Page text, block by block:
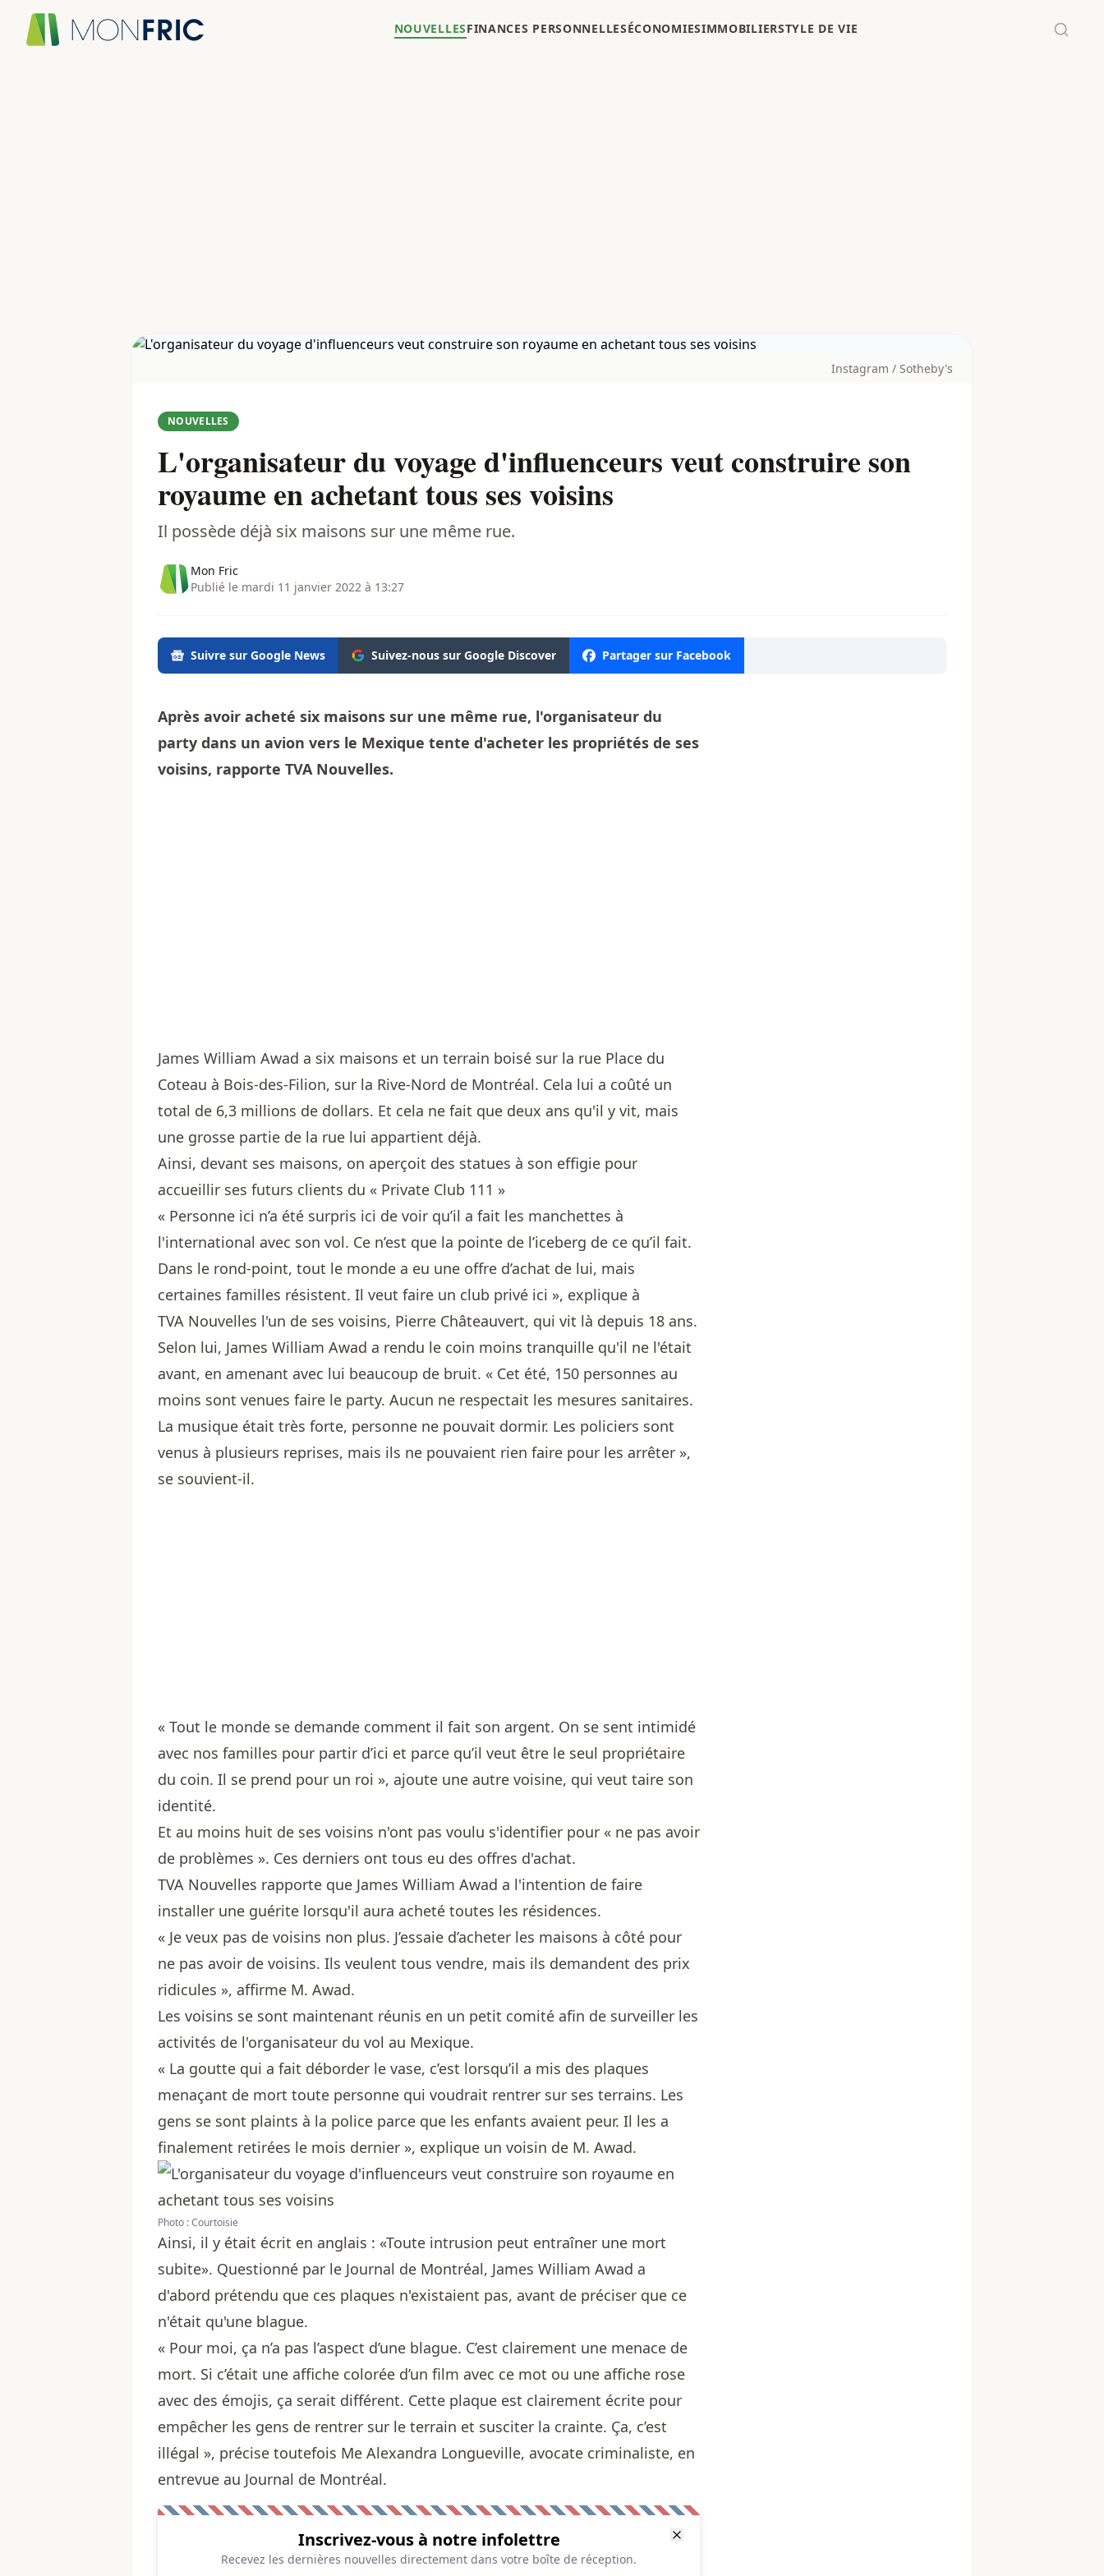
NOUVELLESFINANCES PERSONNELLESÉCONOMIESIMMOBILIERSTYLE DE VIE
Instagram / Sotheby's
NOUVELLES
L'organisateur du voyage d'influenceurs veut construire son
royaume en achetant tous ses voisins
Il possède déjà six maisons sur une même rue.
Mon Fric
Publié le mardi 11 janvier 2022 à 13:27
Suivre sur Google News Suivez-nous sur Google Discover Partager sur Facebook
Après avoir acheté six maisons sur une même rue, l'organisateur du
party dans un avion vers le Mexique tente d'acheter les propriétés de ses
voisins, rapporte TVA Nouvelles.
James William Awad a six maisons et un terrain boisé sur la rue Place du
Coteau à Bois-des-Filion, sur la Rive-Nord de Montréal. Cela lui a coûté un
total de 6,3 millions de dollars. Et cela ne fait que deux ans qu'il y vit, mais
une grosse partie de la rue lui appartient déjà.
Ainsi, devant ses maisons, on aperçoit des statues à son effigie pour
accueillir ses futurs clients du « Private Club 111 »
« Personne ici n’a été surpris ici de voir qu’il a fait les manchettes à
l'international avec son vol. Ce n’est que la pointe de l’iceberg de ce qu’il fait.
Dans le rond-point, tout le monde a eu une offre d’achat de lui, mais
certaines familles résistent. Il veut faire un club privé ici », explique à
TVA Nouvelles l'un de ses voisins, Pierre Châteauvert, qui vit là depuis 18 ans.
Selon lui, James William Awad a rendu le coin moins tranquille qu'il ne l'était
avant, en amenant avec lui beaucoup de bruit. « Cet été, 150 personnes au
moins sont venues faire le party. Aucun ne respectait les mesures sanitaires.
La musique était très forte, personne ne pouvait dormir. Les policiers sont
venus à plusieurs reprises, mais ils ne pouvaient rien faire pour les arrêter »,
se souvient-il.
« Tout le monde se demande comment il fait son argent. On se sent intimidé
avec nos familles pour partir d’ici et parce qu’il veut être le seul propriétaire
du coin. Il se prend pour un roi », ajoute une autre voisine, qui veut taire son
identité.
Et au moins huit de ses voisins n'ont pas voulu s'identifier pour « ne pas avoir
de problèmes ». Ces derniers ont tous eu des offres d'achat.
TVA Nouvelles rapporte que James William Awad a l'intention de faire
installer une guérite lorsqu'il aura acheté toutes les résidences.
« Je veux pas de voisins non plus. J’essaie d’acheter les maisons à côté pour
ne pas avoir de voisins. Ils veulent tous vendre, mais ils demandent des prix
ridicules », affirme M. Awad.
Les voisins se sont maintenant réunis en un petit comité afin de surveiller les
activités de l'organisateur du vol au Mexique.
« La goutte qui a fait déborder le vase, c’est lorsqu’il a mis des plaques
menaçant de mort toute personne qui voudrait rentrer sur ses terrains. Les
gens se sont plaints à la police parce que les enfants avaient peur. Il les a
finalement retirées le mois dernier », explique un voisin de M. Awad.
Photo : Courtoisie
Ainsi, il y était écrit en anglais : «Toute intrusion peut entraîner une mort
subite». Questionné par le Journal de Montréal, James William Awad a
d'abord prétendu que ces plaques n'existaient pas, avant de préciser que ce
n'était qu'une blague.
« Pour moi, ça n’a pas l’aspect d’une blague. C’est clairement une menace de
mort. Si c’était une affiche colorée d’un film avec ce mot ou une affiche rose
avec des émojis, ça serait différent. Cette plaque est clairement écrite pour
empêcher les gens de rentrer sur le terrain et susciter la crainte. Ça, c’est
illégal », précise toutefois Me Alexandra Longueville, avocate criminaliste, en
entrevue au Journal de Montréal.
Inscrivez-vous à notre infolettre
Recevez les dernières nouvelles directement dans votre boîte de réception.